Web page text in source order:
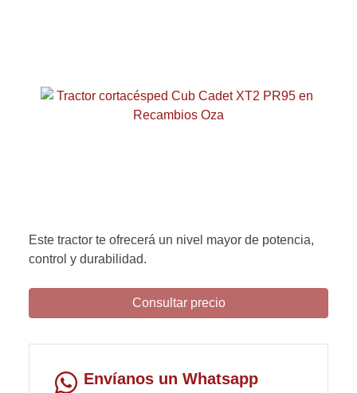
Este tractor te ofrecerá un nivel mayor de potencia,
control y durabilidad.
Consultar precio
Envíanos un Whatsapp